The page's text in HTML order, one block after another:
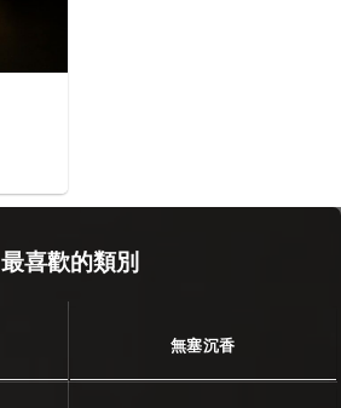
最喜歡的類別
無塞沉香